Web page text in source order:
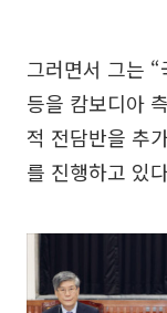
그러면서 그는
등을 캄보디아
적 전담반을 추
를 진행하고 있